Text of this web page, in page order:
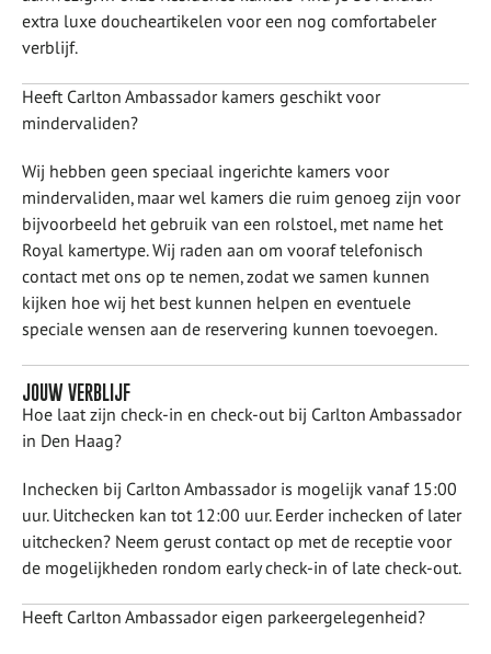
extra luxe doucheartikelen voor een nog comfortabeler
verblijf.
Heeft Carlton Ambassador kamers geschikt voor
mindervaliden?
Wij hebben geen speciaal ingerichte kamers voor
mindervaliden, maar wel kamers die ruim genoeg zijn voor
bijvoorbeeld het gebruik van een rolstoel, met name het
Royal kamertype. Wij raden aan om vooraf telefonisch
contact met ons op te nemen, zodat we samen kunnen
kijken hoe wij het best kunnen helpen en eventuele
speciale wensen aan de reservering kunnen toevoegen.
JOUW VERBLIJF
Hoe laat zijn check-in en check-out bij Carlton Ambassador
in Den Haag?
Inchecken bij Carlton Ambassador is mogelijk vanaf 15:00
uur. Uitchecken kan tot 12:00 uur. Eerder inchecken of later
uitchecken? Neem gerust contact op met de receptie voor
de mogelijkheden rondom early check-in of late check-out.
Heeft Carlton Ambassador eigen parkeergelegenheid?